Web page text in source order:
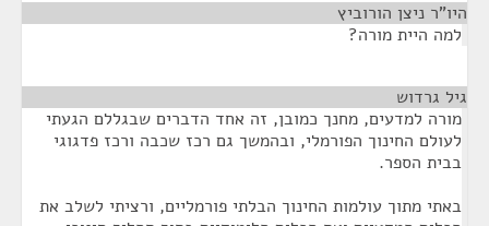
היו"ר ניצן הורוביץ
למה היית מורה?
גיל גרדוש
מורה למדעים, מחנך כמובן, זה אחד הדברים שבגללם הגעתי
לעולם החינוך הפורמלי, ובהמשך גם רכז שכבה ורכז פדגוגי
בבית הספר.
באתי מתוך עולמות החינוך הבלתי פורמליים, ורציתי לשלב את